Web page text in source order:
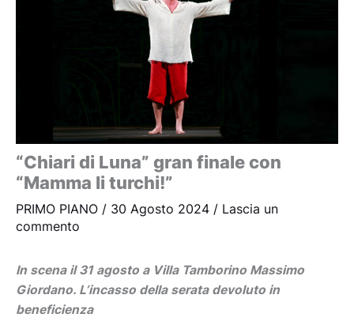
“Chiari di Luna” gran finale con
“Mamma li turchi!”
PRIMO PIANO / 30 Agosto 2024 / Lascia un
commento
In scena il 31 agosto a Villa Tamborino Massimo
Giordano. L’incasso della serata devoluto in
beneficienza